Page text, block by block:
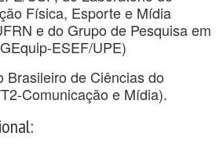
Física, Esporte e Mídia
e do Grupo de Pesquisa em
ESEF/UPE)
Brasileiro de Ciências do
Comunicação e Mídia).